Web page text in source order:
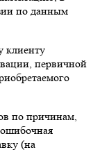
по данным
клиенту
первичной
по причинам,
(на